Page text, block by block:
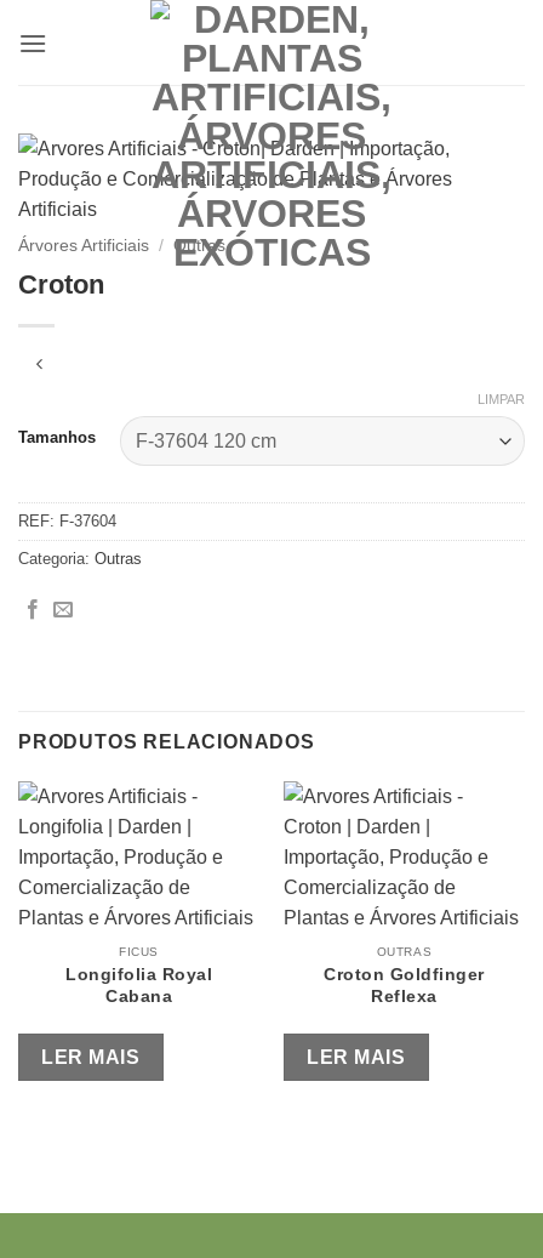
Árvores Artificiais / Outras
Croton
Tamanhos
LIMPAR
REF: F-37604
Categoria: Outras
PRODUTOS RELACIONADOS
FICUS
Longifolia Royal
Cabana
LER MAIS
OUTRAS
Croton Goldfinger
Reflexa
LER MAIS